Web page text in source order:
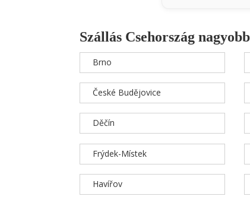
Szállás Csehország
Brno
České Budějovice
Děčín
Frýdek-Místek
Havířov